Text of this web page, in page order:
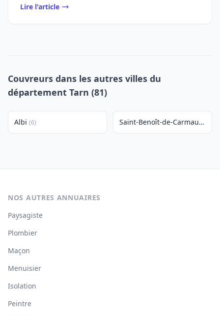
Lire l'article
Couvreurs dans les autres villes du
département Tarn (81)
Albi (6) Saint-Benoît-de-Carmaux
NOS AUTRES ANNUAIRES
Paysagiste
Plombier
Maçon
Menuisier
Isolation
Peintre